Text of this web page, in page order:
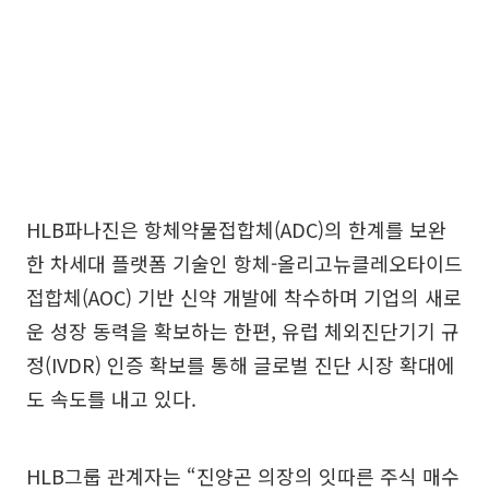
HLB파나진은 항체약물접합체(ADC)의 한계를 보완
한 차세대 플랫폼 기술인 항체-올리고뉴클레오타이드
접합체(AOC) 기반 신약 개발에 착수하며 기업의 새로
운 성장 동력을 확보하는 한편, 유럽 체외진단기기 규
정(IVDR) 인증 확보를 통해 글로벌 진단 시장 확대에
도 속도를 내고 있다.
HLB그룹 관계자는 “진양곤 의장의 잇따른 주식 매수